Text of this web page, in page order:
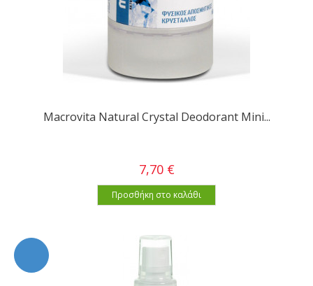
Macrovita Natural Crystal Deodorant Mini...
7,70 €
Προσθήκη στο καλάθι